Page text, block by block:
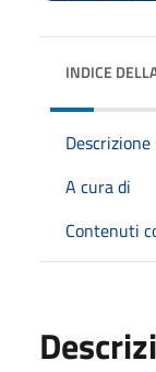
INDICE
Descrizione
A cura di
Contenuti